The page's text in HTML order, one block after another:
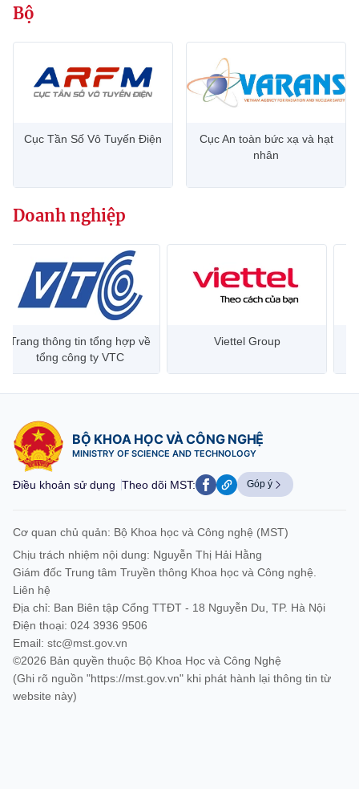
Bộ
Cục Tần Số Vô Tuyến Điện
Cục An toàn bức xạ và hạt
nhân
Doanh nghiệp
Trang thông tin tổng hợp về
tổng công ty VTC
Viettel Group
BỘ KHOA HỌC VÀ CÔNG NGHỆ
MINISTRY OF SCIENCE AND TECHNOLOGY
Điều khoản sử dụng Theo dõi MST: Góp ý
Cơ quan chủ quản: Bộ Khoa học và Công nghệ (MST)
Chịu trách nhiệm nội dung: Nguyễn Thị Hải Hằng
Giám đốc Trung tâm Truyền thông Khoa học và Công nghệ.
Liên hệ
Địa chỉ: Ban Biên tập Cổng TTĐT - 18 Nguyễn Du, TP. Hà Nội
Điện thoại: 024 3936 9506
Email: stc@mst.gov.vn
©2026 Bản quyền thuộc Bộ Khoa Học và Công Nghệ
(Ghi rõ nguồn "https://mst.gov.vn" khi phát hành lại thông tin từ
website này)